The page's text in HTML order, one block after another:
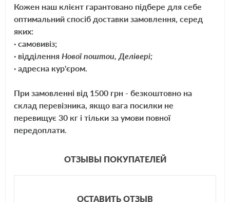
Кожен наш клієнт гарантовано підбере для себе
оптимальний спосіб доставки замовлення, серед
яких:
· самовивіз;
· відділення Нової поштои, Делівері;
· адресна кур'єром.
При замовленні від 1500 грн - безкоштовно на
склад перевізника, якщо вага посилки не
перевищує 30 кг і тільки за умови повної
передоплати.
ОТЗЫВЫ ПОКУПАТЕЛЕЙ
ОСТАВИТЬ ОТЗЫВ